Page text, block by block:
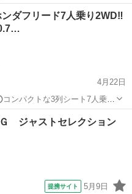
望予
form.ru...
ードスパイク
ダフリード7人乗り2WD‼️
4月22日
ンパクトな3列シート7人乗り
クション ◯型式 GB3 ◯駆動
ホンダフリード
ジャストセレクション
提携サイト 5月9日